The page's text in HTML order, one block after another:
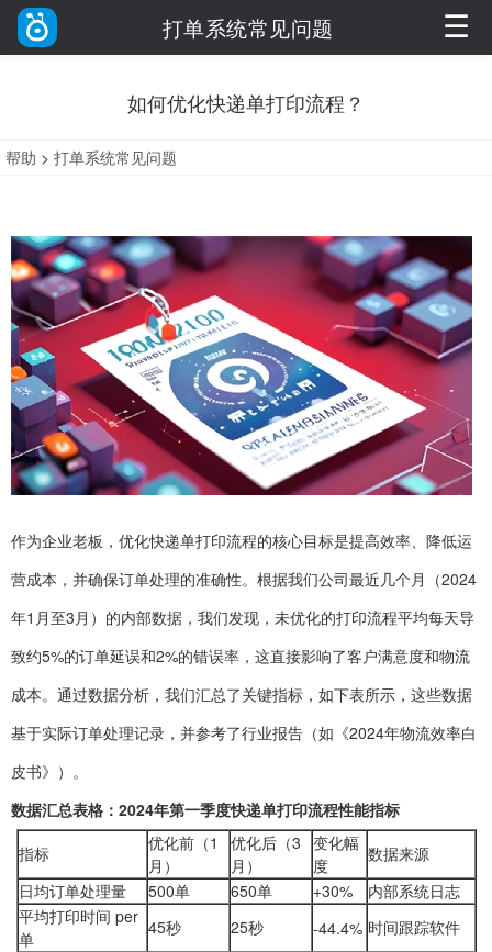
打单系统常见问题 ☰
如何优化快递单打印流程？
帮助 > 打单系统常见问题
作为企业老板，优化快递单打印流程的核心目标是提高效率、降低运
营成本，并确保订单处理的准确性。根据我们公司最近几个月（2024
年1月至3月）的内部数据，我们发现，未优化的打印流程平均每天导
致约5%的订单延误和2%的错误率，这直接影响了客户满意度和物流
成本。通过数据分析，我们汇总了关键指标，如下表所示，这些数据
基于实际订单处理记录，并参考了行业报告（如《2024年物流效率白
皮书》）。
数据汇总表格：2024年第一季度快递单打印流程性能指标
指标
优化前（1
月）
优化后（3
月）
变化幅
度
数据来源
日均订单处理量
500单 650单 +30%
内部系统日志
平均打印时间 per
单
45秒 25秒 -44.4% 时间跟踪软件